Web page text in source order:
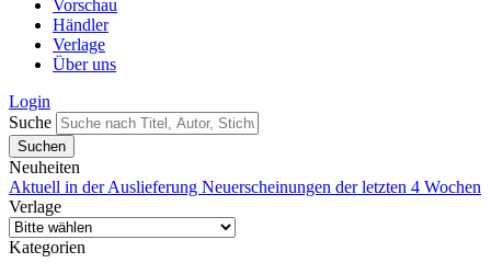
Vorschau
Händler
Verlage
Über uns
Login
Suche
Neuheiten
Aktuell in der Auslieferung Neuerscheinungen der letzten 4 Wochen
Verlage
Kategorien